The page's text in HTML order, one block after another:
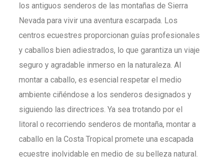
los antiguos senderos de las montañas de Sierra
Nevada para vivir una aventura escarpada. Los
centros ecuestres proporcionan guías profesionales
y caballos bien adiestrados, lo que garantiza un viaje
seguro y agradable inmerso en la naturaleza. Al
montar a caballo, es esencial respetar el medio
ambiente ciñéndose a los senderos designados y
siguiendo las directrices. Ya sea trotando por el
litoral o recorriendo senderos de montaña, montar a
caballo en la Costa Tropical promete una escapada
ecuestre inolvidable en medio de su belleza natural.